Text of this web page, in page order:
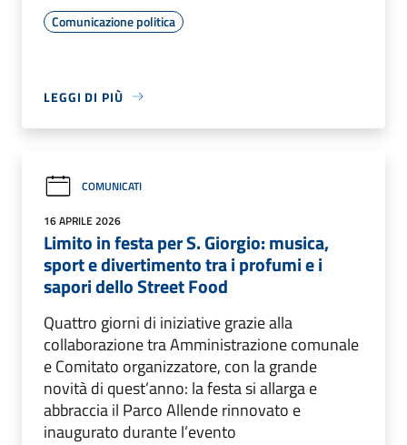
Comunicazione politica
LEGGI DI PIÙ
COMUNICATI
16 APRILE 2026
Limito in festa per S. Giorgio: musica,
sport e divertimento tra i profumi e i
sapori dello Street Food
Quattro giorni di iniziative grazie alla
collaborazione tra Amministrazione comunale
e Comitato organizzatore, con la grande
novità di quest’anno: la festa si allarga e
abbraccia il Parco Allende rinnovato e
inaugurato durante l’evento